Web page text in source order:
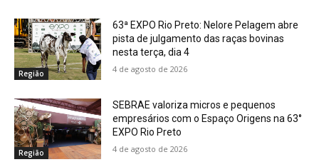
Região
63ª EXPO Rio Preto: Nelore Pelagem abre
pista de julgamento das raças bovinas
nesta terça, dia 4
4 de agosto de 2026
Região
SEBRAE valoriza micros e pequenos
empresários com o Espaço Origens na 63°
EXPO Rio Preto
4 de agosto de 2026